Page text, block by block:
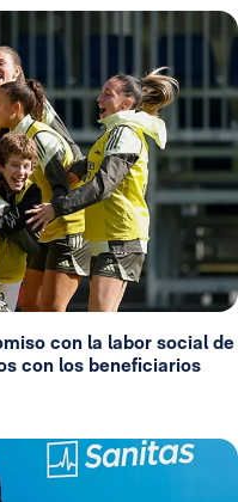
con la labor social de
con los beneficiarios